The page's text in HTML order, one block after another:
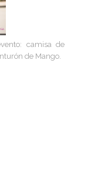
camisa de
de Mango.